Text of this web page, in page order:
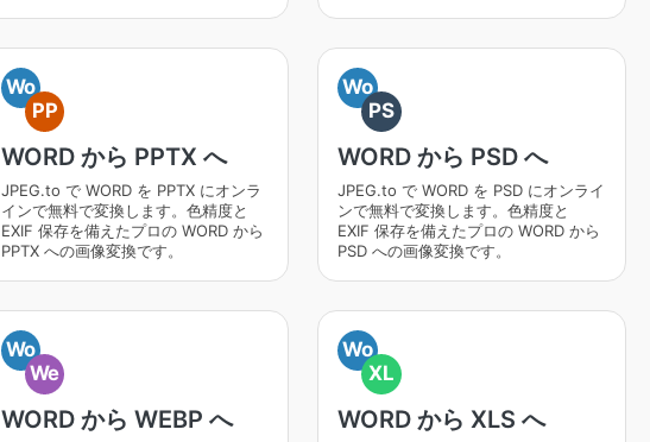
Wo
PP
WORD から PPTX へ
JPEG.to で WORD を PPTX にオンラ
インで無料で変換します。色精度と
EXIF 保存を備えたプロの WORD から
PPTX への画像変換です。
Wo
PS
WORD から PSD へ
JPEG.to で WORD を PSD にオンライ
ンで無料で変換します。色精度と
EXIF 保存を備えたプロの WORD から
PSD への画像変換です。
Wo
We
WORD から WEBP へ
Wo
XL
WORD から XLS へ